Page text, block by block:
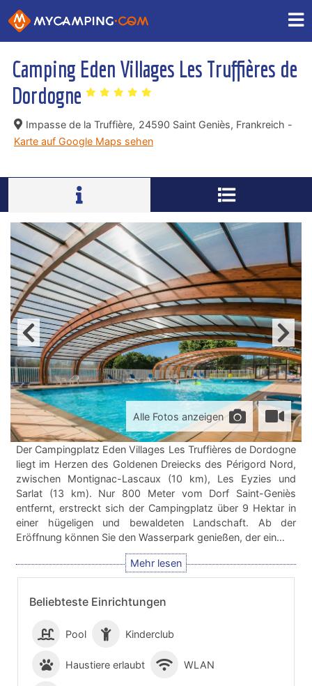
Camping Eden Villages Les Truffières de
Dordogne
Impasse de la Truffière, 24590 Saint Geniès, Frankreich -
Karte auf Google Maps sehen
Beliebteste Einrichtungen
Pool Kinderclub
Haustiere erlaubt WLAN
Alle Fotos anzeigen
Der Campingplatz Eden Villages Les Truffières de Dordogne
liegt im Herzen des Goldenen Dreiecks des Périgord Nord,
zwischen Montignac-Lascaux (10 km), Les Eyzies und
Sarlat (13 km). Nur 800 Meter vom Dorf Saint-Geniès
entfernt, erstreckt sich der Campingplatz über 9 Hektar in
einer hügeligen und bewaldeten Landschaft. Ab der
Eröffnung können Sie den Wasserpark genießen, der ein…